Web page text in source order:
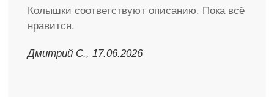
Колышки соответствуют описанию. Пока всё
нравится.
Дмитрий С., 17.06.2026